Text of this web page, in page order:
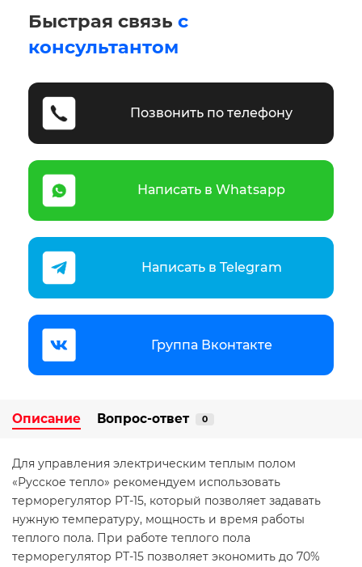
Быстрая связь с
консультантом
Позвонить по телефону
Написать в Whatsapp
Написать в Telegram
Группа Вконтакте
Описание Вопрос-ответ 0
Для управления электрическим теплым полом
«Русское тепло» рекомендуем использовать
терморегулятор РТ-15, который позволяет задавать
нужную температуру, мощность и время работы
теплого пола. При работе теплого пола
терморегулятор РТ-15 позволяет экономить до 70%